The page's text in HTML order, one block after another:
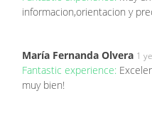
informacion,orientacion y
María Fernanda Olvera 1
Fantastic experience:
muy bien!